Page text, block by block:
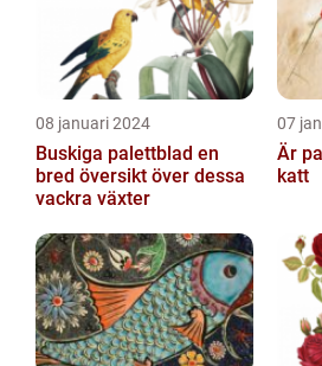
08 januari 2024
Buskiga palettblad en
bred översikt över dessa
vackra växter
07
Är
katt